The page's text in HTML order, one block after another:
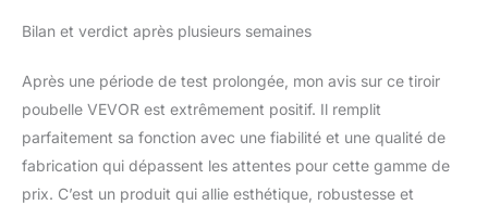
Bilan et verdict après plusieurs semaines
Après une période de test prolongée, mon avis sur ce tiroir
poubelle VEVOR est extrêmement positif. Il remplit
parfaitement sa fonction avec une fiabilité et une qualité de
fabrication qui dépassent les attentes pour cette gamme de
prix. C’est un produit qui allie esthétique, robustesse et